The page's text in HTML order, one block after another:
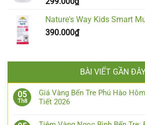
Nature's Way Kids Smart
390.000₫
BÀI VIẾT GẦN
05
Th8
Giá Vàng Bến Tre Phú Hào
Tiết 2026